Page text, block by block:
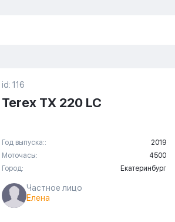
id: 116
Terex TX 220 LC
Год выпуска::
2019
Моточасы:
4500
Город:
Екатеринбург
Частное лицо
Елена